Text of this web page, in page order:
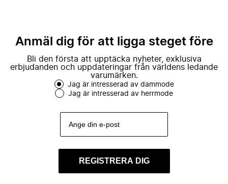
Anmäl dig för att ligga steget före
Bli den första att upptäcka nyheter, exklusiva
erbjudanden och uppdateringar från världens ledande
varumärken.
Jag är intresserad av dammode
Jag är intresserad av herrmode
REGISTRERA DIG